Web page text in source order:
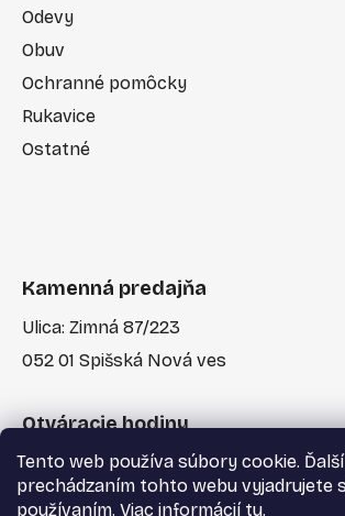
Tento web používa súbory cookie.
prechádzaním tohto webu vyjadrujete
používaním. Viac informácií tu.
Odevy
Obuv
Ochranné pomôcky
Rukavice
Ostatné
Kamenná predajňa
Ulica: Zimná 87/223
052 01 Spišská Nová ves
Otváracie hodiny
Po-Pia: 7:30 - 17:00